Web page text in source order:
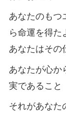
あなたのもつ
ら命運を得た
あなたはその
あなたが心か
実であること
それがあなた